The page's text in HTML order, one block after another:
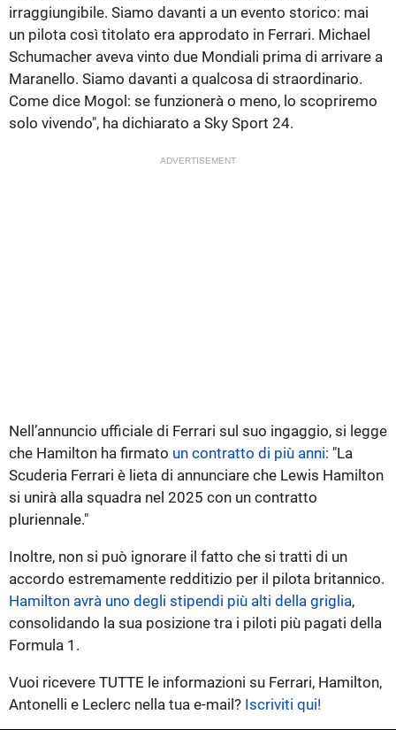
irraggiungibile. Siamo davanti a un evento storico: mai
un pilota così titolato era approdato in Ferrari. Michael
Schumacher aveva vinto due Mondiali prima di arrivare a
Maranello. Siamo davanti a qualcosa di straordinario.
Come dice Mogol: se funzionerà o meno, lo scopriremo
solo vivendo", ha dichiarato a Sky Sport 24.
ADVERTISEMENT
Nell’annuncio ufficiale di Ferrari sul suo ingaggio, si legge
che Hamilton ha firmato un contratto di più anni: "La
Scuderia Ferrari è lieta di annunciare che Lewis Hamilton
si unirà alla squadra nel 2025 con un contratto
pluriennale."
Inoltre, non si può ignorare il fatto che si tratti di un
accordo estremamente redditizio per il pilota britannico.
Hamilton avrà uno degli stipendi più alti della griglia,
consolidando la sua posizione tra i piloti più pagati della
Formula 1.
Vuoi ricevere TUTTE le informazioni su Ferrari, Hamilton,
Antonelli e Leclerc nella tua e-mail? Iscriviti qui!